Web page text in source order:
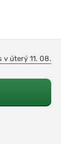
v úterý 11. 08.